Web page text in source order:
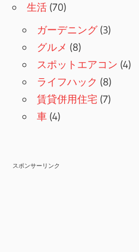
生活 (70)
ガーデニング(3)
グルメ (8)
スポットエアコン (4)
ライフハック (8)
賃貸併用住宅 (7)
車 (4)
スポンサーリンク